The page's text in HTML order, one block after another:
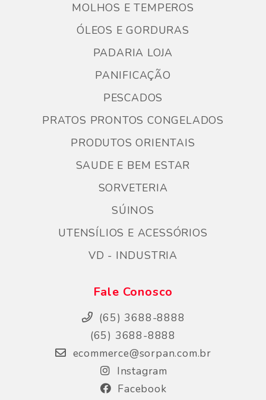
MOLHOS E TEMPEROS
ÓLEOS E GORDURAS
PADARIA LOJA
PANIFICAÇÃO
PESCADOS
PRATOS PRONTOS CONGELADOS
PRODUTOS ORIENTAIS
SAUDE E BEM ESTAR
SORVETERIA
SÚINOS
UTENSÍLIOS E ACESSÓRIOS
VD - INDUSTRIA
Fale Conosco
(65) 3688-8888
(65) 3688-8888
ecommerce@sorpan.com.br
Instagram
Facebook